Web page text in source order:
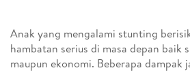
Anak yang mengalami stunting
hambatan serius di masa depan baik
maupun ekonomi. Beberapa dampak